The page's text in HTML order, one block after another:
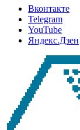
Вконтакте
Telegram
YouTube
Яндекс.Дзен